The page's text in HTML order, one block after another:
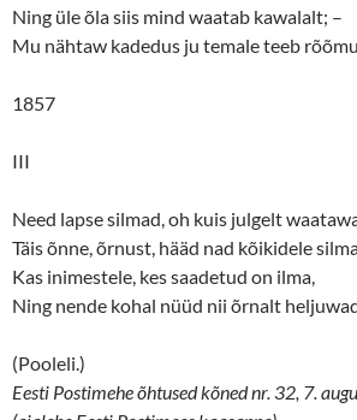
Ning üle õla siis mind waatab kawalalt; –
Mu nähtaw kadedus ju temale teeb
1857
III
Need lapse silmad, oh kuis julgelt
Täis õnne, õrnust, hääd nad kõikidele
Kas inimestele, kes saadetud on ilma,
Ning nende kohal nüüd nii õrnalt
(Pooleli.)
Eesti Postimehe õhtused kõned nr. 32, 7.